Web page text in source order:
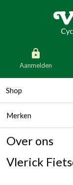
Aanmelden
België
Duitsland
Shop
Merken
Over ons
Vlerick